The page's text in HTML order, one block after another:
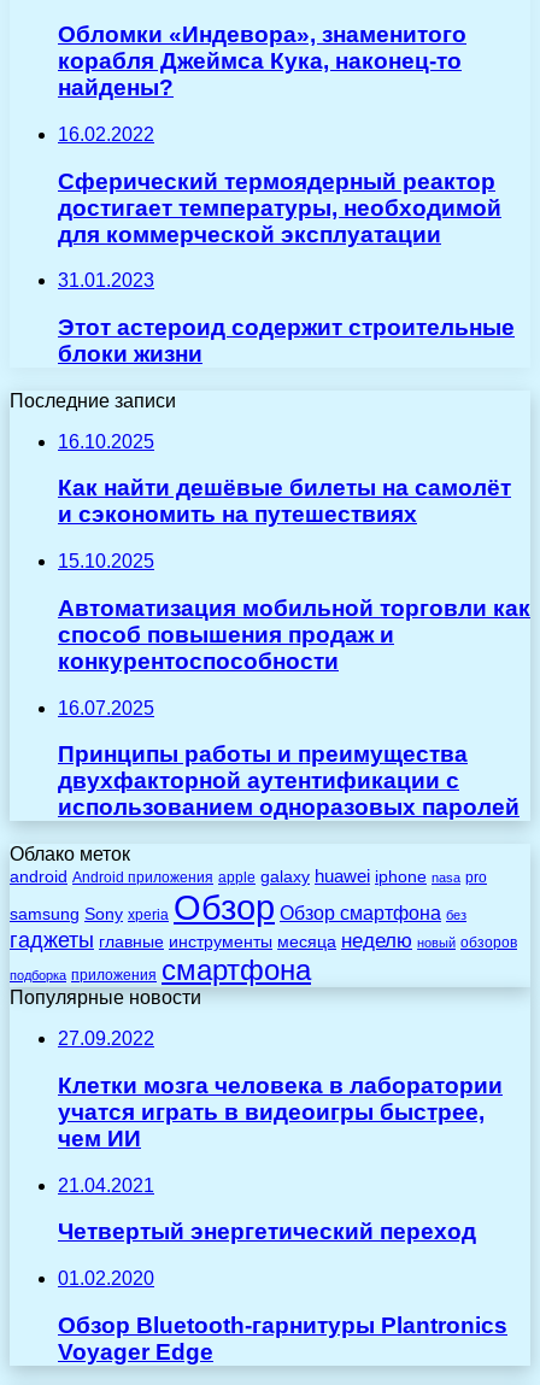
Обломки «Индевора», знаменитого
корабля Джеймса Кука, наконец-то
найдены?
16.02.2022
Сферический термоядерный реактор
достигает температуры, необходимой
для коммерческой эксплуатации
31.01.2023
Этот астероид содержит строительные
блоки жизни
Последние записи
16.10.2025
Как найти дешёвые билеты на самолёт
и сэкономить на путешествиях
15.10.2025
Автоматизация мобильной торговли как
способ повышения продаж и
конкурентоспособности
16.07.2025
Принципы работы и преимущества
двухфакторной аутентификации с
использованием одноразовых паролей
Облако меток
android Android приложения apple galaxy huawei iphone nasa pro
samsung Sony xperia Обзор Обзор смартфона без
гаджеты главные инструменты месяца неделю новый обзоров
подборка приложения смартфона
Популярные новости
27.09.2022
Клетки мозга человека в лаборатории
учатся играть в видеоигры быстрее,
чем ИИ
21.04.2021
Четвертый энергетический переход
01.02.2020
Обзор Bluetooth-гарнитуры Plantronics
Voyager Edge